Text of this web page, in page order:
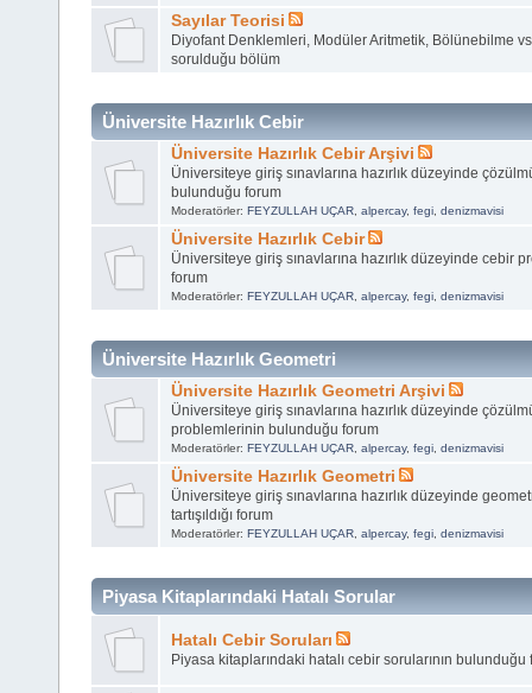
Sayılar Teorisi
Diyofant Denklemleri, Modüler Aritmetik, Bölünebilme
sorulduğu bölüm
Üniversite Hazırlık Cebir
Üniversite Hazırlık Cebir Arşivi
Üniversiteye giriş sınavlarına hazırlık düzeyinde
bulunduğu forum
Moderatörler: FEYZULLAH UÇAR, alpercay, fegi, denizmavisi
Üniversite Hazırlık Cebir
Üniversiteye giriş sınavlarına hazırlık düzeyinde cebir
forum
Moderatörler: FEYZULLAH UÇAR, alpercay, fegi, denizmavisi
Üniversite Hazırlık Geometri
Üniversite Hazırlık Geometri Arşivi
Üniversiteye giriş sınavlarına hazırlık düzeyinde
problemlerinin bulunduğu forum
Moderatörler: FEYZULLAH UÇAR, alpercay, fegi, denizmavisi
Üniversite Hazırlık Geometri
Üniversiteye giriş sınavlarına hazırlık düzeyinde
tartışıldığı forum
Moderatörler: FEYZULLAH UÇAR, alpercay, fegi, denizmavisi
Piyasa Kitaplarındaki Hatalı Sorular
Hatalı Cebir Soruları
Piyasa kitaplarındaki hatalı cebir sorularının bulunduğu